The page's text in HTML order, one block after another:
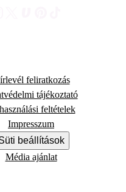
feliratkozás
tájékoztató
feltételek
Impresszum
beállítások
Média ajánlat